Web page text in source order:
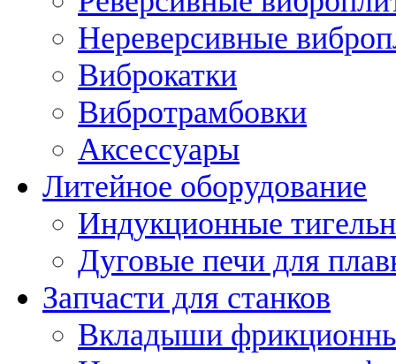
Нереверсивные
Виброкатки
Вибротрамбовки
Аксессуары
Литейное оборудование
Индукционные
Дуговые печи для
Запчасти для станков
Вкладыши